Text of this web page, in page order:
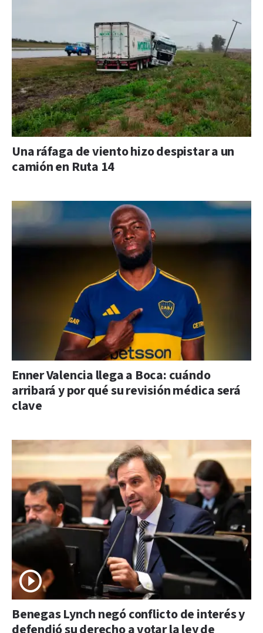
Una ráfaga de viento hizo despistar a un
camión en Ruta 14
Enner Valencia llega a Boca: cuándo
arribará y por qué su revisión médica será
clave
Benegas Lynch negó conflicto de interés y
defendió su derecho a votar la ley de